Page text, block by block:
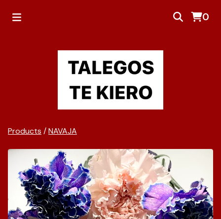
0
Products /NAVAJA